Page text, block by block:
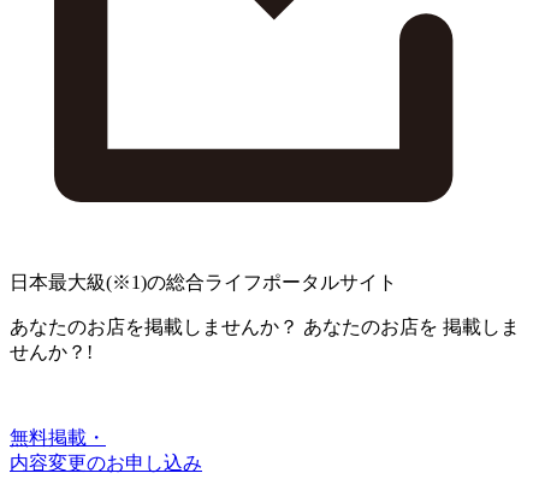
日本最大級(※1)の総合ライフポータルサイト
あなたのお店を掲載しませんか？ あなたのお店を 掲載しま
せんか？!
無料掲載・
内容変更のお申し込み